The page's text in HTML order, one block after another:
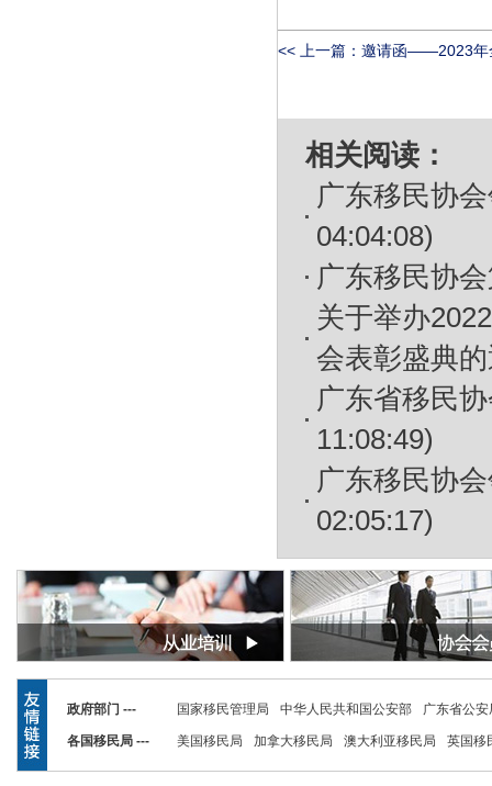
<< 上一篇： 邀请函——2023年
相关阅读：
广东移民协
04:04:08)
广东移民协
关于举办
会表彰盛典
广东省移民
11:08:49)
广东移民协
02:05:17)
政府部门 --- 国家移民管理局 中华人民共和国公安部 广东省公
各国移民局 --- 美国移民局 加拿大移民局 澳大利亚移民局 英国移